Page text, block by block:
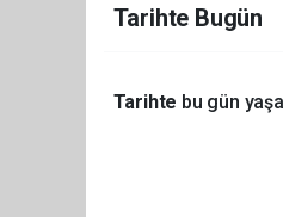
Tarihte Bugün
Tarihte bu gün